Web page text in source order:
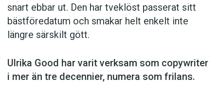
snart ebbar ut. Den har tveklöst passerat sitt
bästföredatum och smakar helt enkelt inte
längre särskilt gött.
Ulrika Good har varit verksam som copy­writer
i mer än tre decennier, numera som frilans.